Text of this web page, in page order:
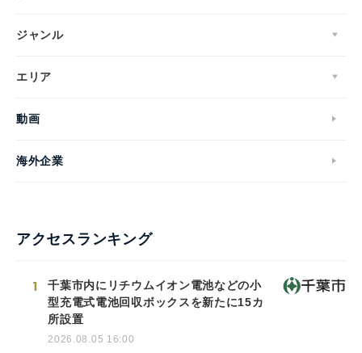
ジャンル
エリア
動画
海外企業
アクセスランキング
1
千葉市内にリチウムイオン電池などの小
型充電式電池回収ボックスを新たに15カ
所設置
2026.08.05 16:00